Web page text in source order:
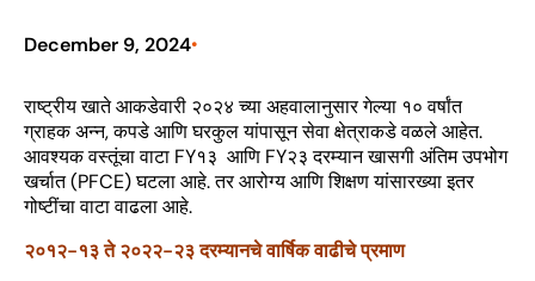
December 9, 2024•
राष्ट्रीय खाते आकडेवारी २०२४ च्या अहवालानुसार गेल्या १० वर्षांत
ग्राहक अन्न, कपडे आणि घरकुल यांपासून सेवा क्षेत्राकडे वळले आहेत.
आवश्यक वस्तूंचा वाटा FY१३ आणि FY२३ दरम्यान खासगी अंतिम उपभोग
खर्चात (PFCE) घटला आहे. तर आरोग्य आणि शिक्षण यांसारख्या इतर
गोष्टींचा वाटा वाढला आहे.
२०१२-१३ ते २०२२-२३ दरम्यानचे वार्षिक वाढीचे प्रमाण